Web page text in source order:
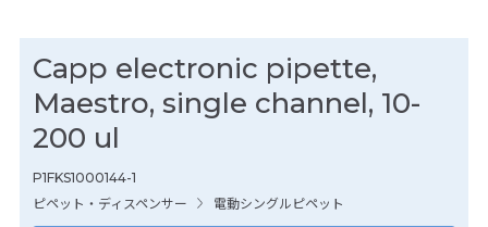
Capp electronic pipette,
Maestro, single channel, 10-
200 ul
P1FKS1000144-1
ピペット・ディスペンサー
電動シングルピペット